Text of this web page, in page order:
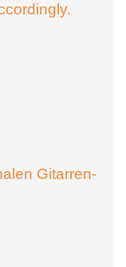
Gitarren-